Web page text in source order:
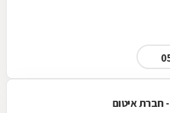
חברת איטום